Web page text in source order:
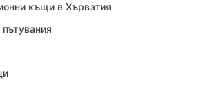
къщи в Хърватия